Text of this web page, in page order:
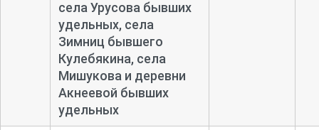
села Урусова бывших
удельных, села
Зимниц бывшего
Кулебякина, села
Мишукова и деревни
Акнеевой бывших
удельных